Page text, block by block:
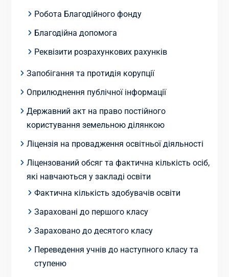
Робота Благодійного фонду
Благодійна допомога
Реквізити розрахункових рахунків
Запобігання та протидія корупції
Оприлюднення публічної інформації
Державний акт на право постійного
користування земельною ділянкою
Ліцензія на провадження освітньої діяльності
Ліцензований обсяг та фактична кількість осіб,
які навчаються у закладі освіти
Фактична кількість здобувачів освіти
Зараховані до першого класу
Зараховано до десятого класу
Переведення учнів до наступного класу та
ступеню